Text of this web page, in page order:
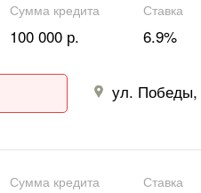
Сумма кредита
100 000 р.
Ставка
6.9%
ул. Победы,
Сумма кредита Ставка